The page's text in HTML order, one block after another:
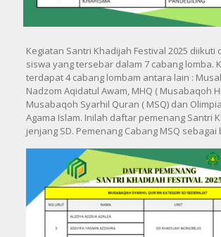
Kegiatan Santri Khadijah Festival 2025 diikuti
siswa yang tersebar dalam 7 cabang lomba.
terdapat 4 cabang lombam antara lain :
Nadzom Aqidatul Awam, MHQ ( Musabaqoh
Musabaqoh Syarhil Quran ( MSQ) dan
Agama Islam. Inilah daftar pemenang Santri
jenjang SD. Pemenang Cabang MSQ sebagai